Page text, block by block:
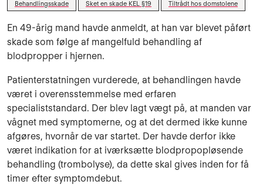
Behandlingsskade Sket en skade KEL §19 Tiltrådt hos domstolene
En 49-årig mand havde anmeldt, at han var blevet påført
skade som følge af mangelfuld behandling af
blodpropper i hjernen.
Patienterstatningen vurderede, at behandlingen havde
været i overensstemmelse med erfaren
specialiststandard. Der blev lagt vægt på, at manden var
vågnet med symptomerne, og at det dermed ikke kunne
afgøres, hvornår de var startet. Der havde derfor ikke
været indikation for at iværksætte blodpropopløsende
behandling (trombolyse), da dette skal gives inden for få
timer efter symptomdebut.